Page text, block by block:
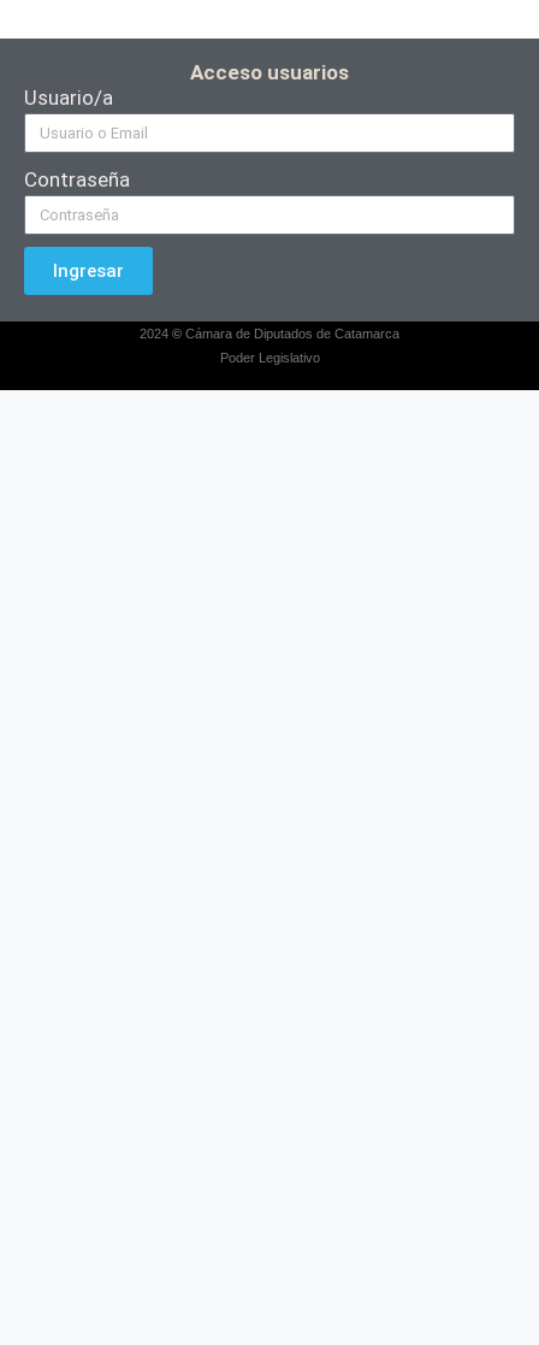
Acceso usuarios
Usuario/a
Contraseña
Ingresar
2024 © Cámara de Diputados de Catamarca
Poder Legislativo